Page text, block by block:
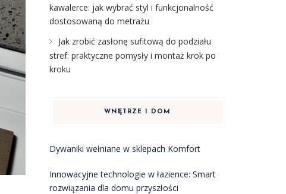
kawalerce: jak wybrać styl i funkcjonalność
dostosowaną do metrażu
Jak zrobić zasłonę sufitową do podziału
stref: praktyczne pomysły i montaż krok po
kroku
WNĘTRZE I DOM
Dywaniki wełniane w sklepach Komfort
Innowacyjne technologie w łazience: Smart
rozwiązania dla domu przyszłości